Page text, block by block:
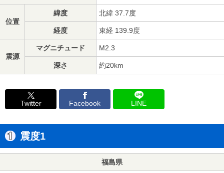
位置
緯度 北緯 37.7度
経度 東経 139.9度
震源
マグニチュード M2.3
深さ 約20km
Twitter Facebook LINE
震度1
福島県